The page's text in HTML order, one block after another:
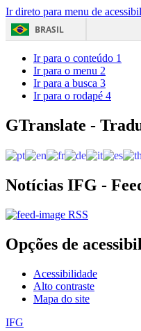
Ir direto para menu de
BRASIL
Ir para o conteúdo 1
Ir para o menu 2
Ir para a busca 3
Ir para o rodapé 4
GTranslate -
Notícias IFG -
RSS
Opções de
Acessibilidade
Alto contraste
Mapa do site
IFG